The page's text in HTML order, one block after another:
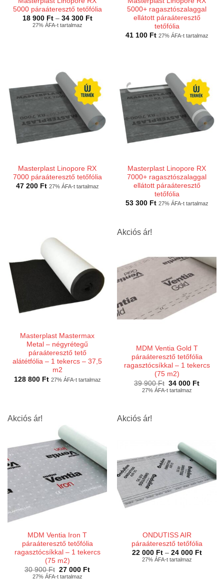
5000 páraáteresztő tetőfólia
18 900 Ft – 34 300 FtÁrtartomány:
27% ÁFA-t tartalmaz
5000+ ragasztószalaggal
ellátott páraáteresztő
tetőfólia
41 100 Ft 27% ÁFA-t tartalmaz
Masterplast Linopore RX
7000 páraáteresztő tetőfólia
47 200 Ft 27% ÁFA-t tartalmaz
Masterplast Linopore RX
7000+ ragasztószalaggal
ellátott páraáteresztő
tetőfólia
53 300 Ft 27% ÁFA-t tartalmaz
Masterplast Mastermax
Metal – négyrétegű
páraáteresztő tető
alátétfólia – 1 tekercs – 37,5
m2
128 800 Ft 27% ÁFA-t tartalmaz
Akciós ár!
MDM Ventia Gold T
páraáteresztő tetőfólia
ragasztócsíkkal – 1 tekercs
(75 m2)
39 900Ft Original
price
34 000 FtCurrent
27% ÁFA-t tartalmaz
Akciós ár!
MDM Ventia Iron T
páraáteresztő tetőfólia
ragasztócsíkkal – 1 tekercs
(75 m2)
30 900Ft Original
price
27 000 FtCurrent
27% ÁFA-t tartalmaz
Akciós ár!
ONDUTISS AIR
páraáteresztő tetőfólia
22 000 Ft – 24 000 Ft
27% ÁFA-t tartalmaz